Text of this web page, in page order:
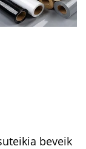
beveik